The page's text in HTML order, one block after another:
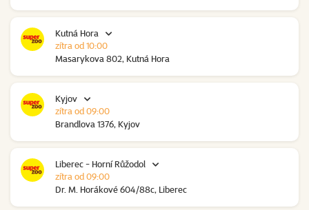
Kutná Hora
Masarykova 802, Kutná Hora
zítra od 10:00
Kyjov
Brandlova 1376, Kyjov
zítra od 09:00
Liberec - Horní Růžodol
Dr. M. Horákové 604/88c, Liberec
zítra od 09:00